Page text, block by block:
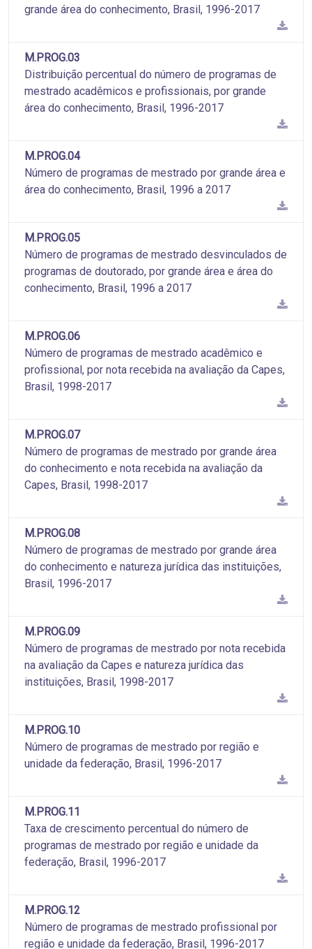
grande área do conhecimento, Brasil, 1996-2017
M.PROG.03
Distribuição percentual do número de programas de
mestrado acadêmicos e profissionais, por grande
área do conhecimento, Brasil, 1996-2017
M.PROG.04
Número de programas de mestrado por grande área e
área do conhecimento, Brasil, 1996 a 2017
M.PROG.05
Número de programas de mestrado desvinculados de
programas de doutorado, por grande área e área do
conhecimento, Brasil, 1996 a 2017
M.PROG.06
Número de programas de mestrado acadêmico e
profissional, por nota recebida na avaliação da Capes,
Brasil, 1998-2017
M.PROG.07
Número de programas de mestrado por grande área
do conhecimento e nota recebida na avaliação da
Capes, Brasil, 1998-2017
M.PROG.08
Número de programas de mestrado por grande área
do conhecimento e natureza jurídica das instituições,
Brasil, 1996-2017
M.PROG.09
Número de programas de mestrado por nota recebida
na avaliação da Capes e natureza jurídica das
instituições, Brasil, 1998-2017
M.PROG.10
Número de programas de mestrado por região e
unidade da federação, Brasil, 1996-2017
M.PROG.11
Taxa de crescimento percentual do número de
programas de mestrado por região e unidade da
federação, Brasil, 1996-2017
M.PROG.12
Número de programas de mestrado profissional por
região e unidade da federação, Brasil, 1996-2017